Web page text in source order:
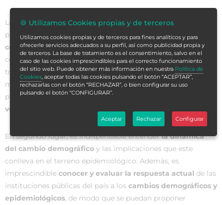
La respuesta a losretos del envejecimientorequiere de la
participación de profesionales sensibles al tema que cuenten
con conocimientos actualizados y específicosy
competencias apropiadas, y este tipo de profesionales es
todavía escaso en nuestro país. De hecho, para responder de
manera sólida y efectiva a esta situación, es necesario, en
primer lugar, conocer y comprender al envejecimiento y la
vejez
En segundo lugar, es indispensable entenderla dinámica
del cambio demográfico y las implicaciones que este
conlleva en el terreno epidemiológico. Además, es
imprescindible conocer y evaluar la respuesta actual de las
instituciones públicas del país a los cambios demográficos y
epidemiológicos, de modo que se puedan proponer
🍪 Utilizamos Cookies propias y de terceros
Utilizamos cookies propias y de terceros para fines analíticos y para
ofrecerle servicios adecuados a su perfil, así como publicidad propia y
de terceros. La base de tratamiento es el consentimiento, salvo en el
caso de las cookies imprescindibles para el correcto funcionamiento
del sitio web. Puede obtener más información en nuestra Política de
Cookies, aceptar todas las cookies pulsando el botón “ACEPTAR”,
rechazarlas con el botón “RECHAZAR”, o bien configurar su uso
pulsando el botón “CONFIGURAR”.
Aceptar Rechazar Configurar